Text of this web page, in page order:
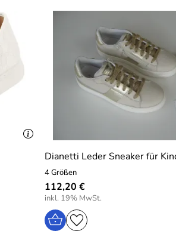
Dianetti Leder Sneaker für
4 Größen
112,20 €
inkl. 19% MwSt.